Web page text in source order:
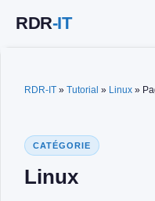
RDR-IT » Tutorial » Linux »
CATÉGORIE
Linux